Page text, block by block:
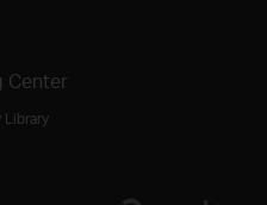
Center
Library